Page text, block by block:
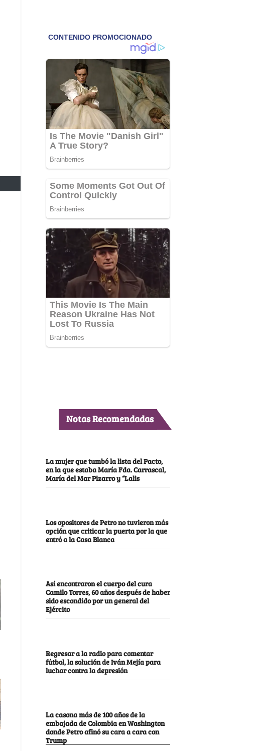
Notas Recomendadas
La mujer que tumbó la lista del Pacto,
en la que estaba María Fda. Carrascal,
María del Mar Pizarro y “Lalis
Los opositores de Petro no tuvieron más
opción que criticar la puerta por la que
entró a la Casa Blanca
Así encontraron el cuerpo del cura
Camilo Torres, 60 años después de haber
sido escondido por un general del
Ejército
Regresar a la radio para comentar
fútbol, la solución de Iván Mejía para
luchar contra la depresión
La casona más de 100 años de la
embajada de Colombia en Washington
donde Petro afinó su cara a cara con
Trump